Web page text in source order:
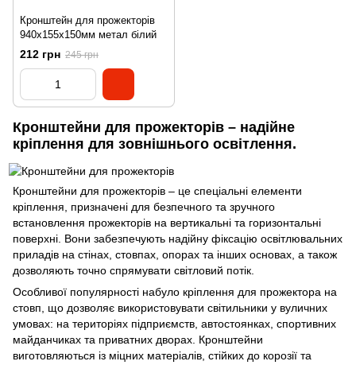
Кронштейн для прожекторів
940х155х150мм метал білий
212 грн 245 грн
Кронштейни для прожекторів – надійне
кріплення для зовнішнього освітлення.
Кронштейни для прожекторів – це спеціальні елементи
кріплення, призначені для безпечного та зручного
встановлення прожекторів на вертикальні та горизонтальні
поверхні. Вони забезпечують надійну фіксацію освітлювальних
приладів на стінах, стовпах, опорах та інших основах, а також
дозволяють точно спрямувати світловий потік.
Особливої ​​популярності набуло кріплення для прожектора на
стовп, що дозволяє використовувати світильники у вуличних
умовах: на територіях підприємств, автостоянках, спортивних
майданчиках та приватних дворах. Кронштейни
виготовляються із міцних матеріалів, стійких до корозії та